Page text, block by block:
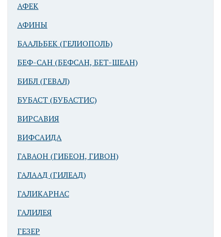
Латмийская
(совр.
Латмийская
(совр.
Капыкири)
АФЕК
АФИНЫ
БААЛЬБЕК (ГЕЛИОПОЛЬ)
БЕФ-САН (БЕФСАН, БЕТ-ШЕАН)
БИБЛ (ГЕВАЛ)
БУБАСТ (БУБАСТИС)
ВИРСАВИЯ
ВИФСАИДА
ГАВАОН (ГИБЕОН, ГИВОН)
ГАЛААД (ГИЛЕАД)
ГАЛИКАРНАС
ГАЛИЛЕЯ
ГЕЗЕР